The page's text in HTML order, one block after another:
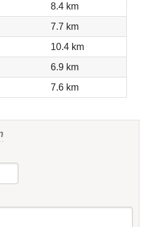
8.4 km
7.7 km
10.4 km
6.9 km
7.6 km